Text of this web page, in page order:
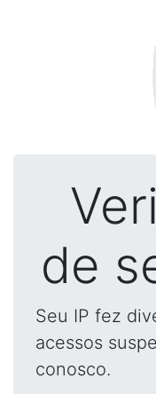
de
Seu IP fez
acessos
conosco.